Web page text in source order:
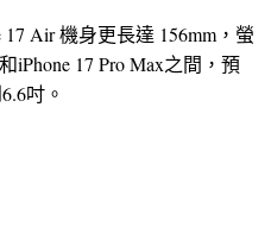
Air 機身更長達 156mm，螢
iPhone 17 Pro Max之間，預
吋。